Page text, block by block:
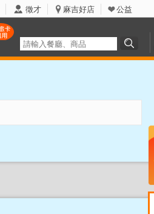
徵才 麻吉好店 公益